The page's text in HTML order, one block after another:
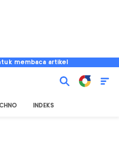
membaca artikel
INDEKS